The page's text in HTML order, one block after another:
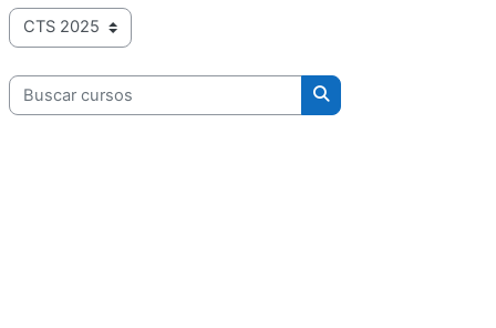
Categorías
Buscar cursos
Buscar cursos